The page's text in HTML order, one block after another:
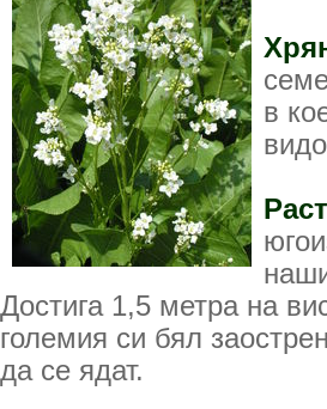
в
Достига 1,5 метра на
големия си бял
да се ядат.